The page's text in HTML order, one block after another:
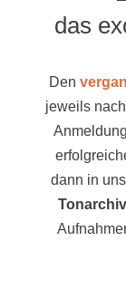
das
Den
jeweils
dann in
Tonarchiv